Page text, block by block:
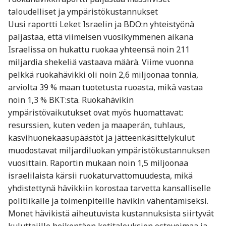
taloudelliset ja ympäristökustannukset
Uusi raportti Leket Israelin ja BDO:n yhteistyönä
paljastaa, että viimeisen vuosikymmenen aikana
Israelissa on hukattu ruokaa yhteensä noin 211
miljardia shekeliä vastaava määrä. Viime vuonna
pelkkä ruokahävikki oli noin 2,6 miljoonaa tonnia,
arviolta 39 % maan tuotetusta ruoasta, mikä vastaa
noin 1,3 % BKT:sta. Ruokahävikin
ympäristövaikutukset ovat myös huomattavat:
resurssien, kuten veden ja maaperän, tuhlaus,
kasvihuonekaasupäästöt ja jätteenkäsittelykulut
muodostavat miljardiluokan ympäristökustannuksen
vuosittain. Raportin mukaan noin 1,5 miljoonaa
israelilaista kärsii ruokaturvattomuudesta, mikä
yhdistettynä hävikkiin korostaa tarvetta kansalliselle
politiikalle ja toimenpiteille hävikin vähentämiseksi.
Monet hävikistä aiheutuvista kustannuksista siirtyvät